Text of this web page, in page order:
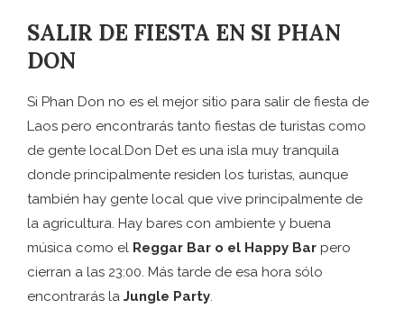
SALIR DE FIESTA EN SI PHAN
DON
Si Phan Don no es el mejor sitio para salir de fiesta de
Laos pero encontrarás tanto fiestas de turistas como
de gente local.Don Det es una isla muy tranquila
donde principalmente residen los turistas, aunque
también hay gente local que vive principalmente de
la agricultura. Hay bares con ambiente y buena
música como el Reggar Bar o el Happy Bar pero
cierran a las 23:00. Más tarde de esa hora sólo
encontrarás la Jungle Party